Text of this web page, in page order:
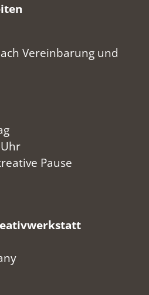
Vereinbarung und
Pause